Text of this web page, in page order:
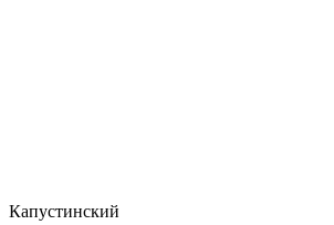
Капустинский